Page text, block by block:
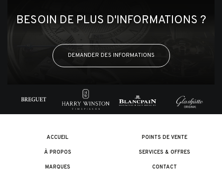
BESOIN DE PLUS D'INFORMATIONS ?
DEMANDER DES INFORMATIONS
ACCUEIL
À PROPOS
MARQUES
POINTS DE VENTE
SERVICES & OFFRES
CONTACT